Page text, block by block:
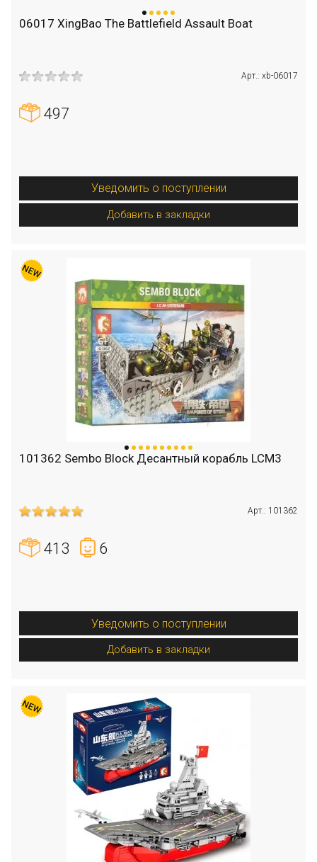
06017 XingBao The Battlefield Assault Boat
Арт.: xb-06017
497
Уведомить о поступлении
Добавить в закладки
101362 Sembo Block Десантный корабль LCM3
Арт.: 101362
413 6
Уведомить о поступлении
Добавить в закладки